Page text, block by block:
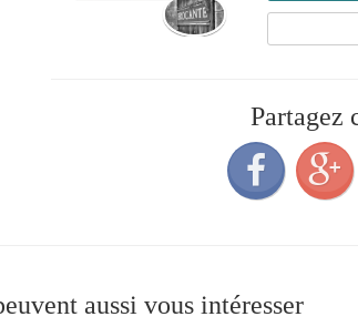
Partagez
aussi vous intéresser